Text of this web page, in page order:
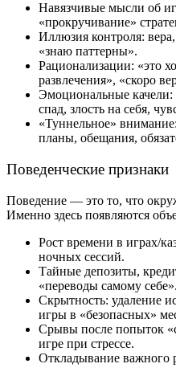
Навязчивые мысли об
«прокручивание»
Иллюзия контроля:
«знаю паттерны».
Рационализации: «это
развлечения», «скоро
Эмоциональные
спад, злость на себя,
«Туннельное»
планы, обещания,
Поведенческие признаки
Поведение — это то, что
Именно здесь появляются
Рост времени в играх/
ночных сессий.
Тайные депозиты,
«переводы самому себе».
Скрытность: удаление
игры в «безопасных»
Срывы после попыток
игре при стрессе.
Откладывание важного